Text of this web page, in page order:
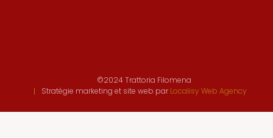
©2024 Trattoria Filomena
Stratégie marketing et site web parLocalisy Web Agency